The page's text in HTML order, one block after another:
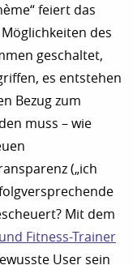
feiert das
des
geschaltet,
es entstehen
Bezug zum
muss – wie
(„ich
Mit dem
Fitness-Trainer
User sein